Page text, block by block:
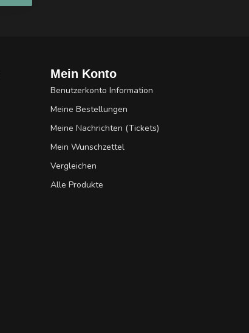
Mein Konto
Benutzerkonto Information
Meine Bestellungen
Meine Nachrichten (Tickets)
Mein Wunschzettel
Vergleichen
Alle Produkte